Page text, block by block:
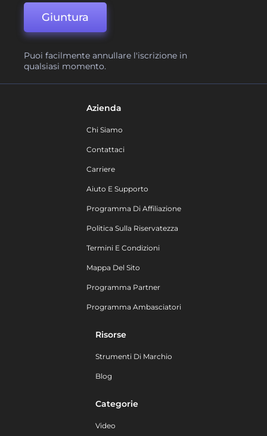
Giuntura
Puoi facilmente annullare l'iscrizione in
qualsiasi momento.
Azienda
Chi Siamo
Contattaci
Carriere
Aiuto E Supporto
Programma Di Affiliazione
Politica Sulla Riservatezza
Termini E Condizioni
Mappa Del Sito
Programma Partner
Programma Ambasciatori
Risorse
Strumenti Di Marchio
Blog
Categorie
Video